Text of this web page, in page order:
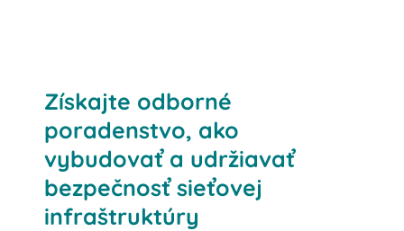
Získajte odborné
poradenstvo, ako
vybudovať a udržiavať
bezpečnosť sieťovej
infraštruktúry